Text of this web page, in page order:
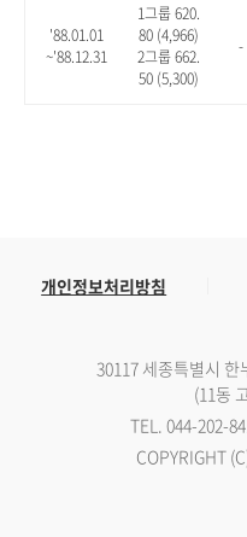
'88.01.01
~'88.12.31
1그룹 620.
80 (4,966)
2그룹 662.
50 (5,300)
-
개인정보처리방침
30117 세종특별시
(11동
TEL. 044-202-
COPYRIGHT